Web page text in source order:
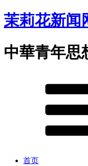
茉莉花新闻
中華青年思
首页